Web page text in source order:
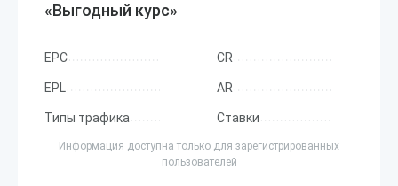
«Выгодный курс»
EPC CR
EPL AR
Типы трафика Ставки
Информация доступна только для зарегистрированных
пользователей